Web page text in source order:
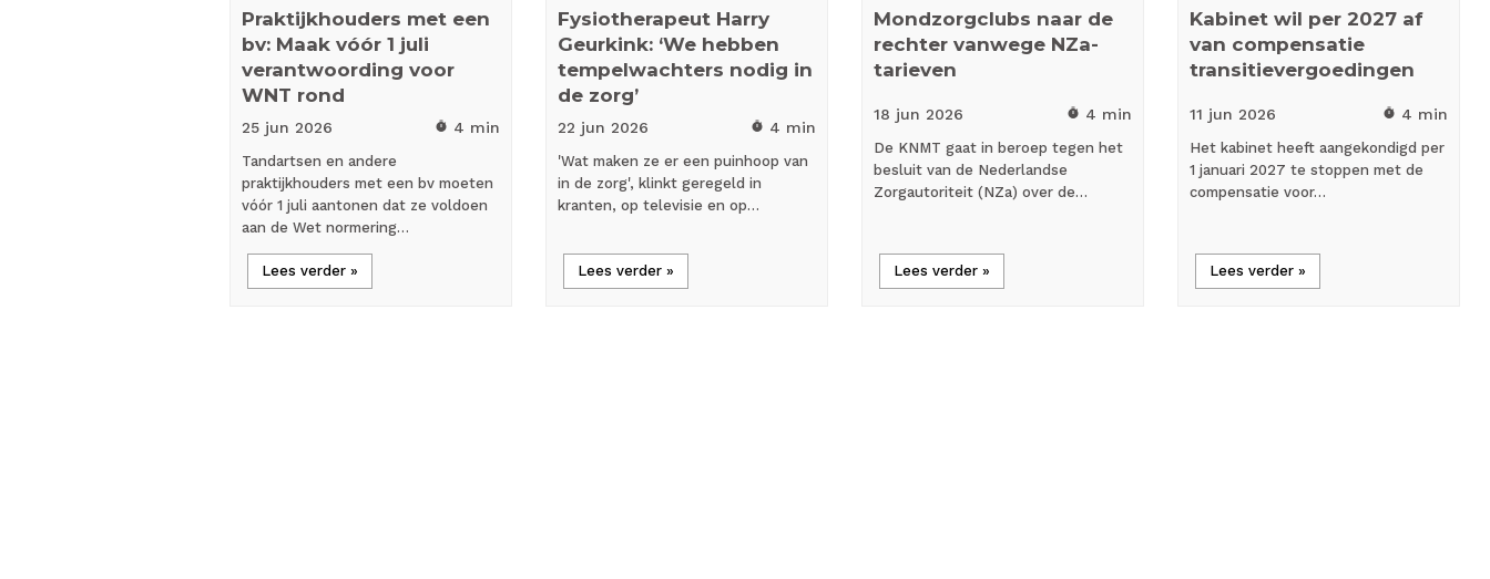
Praktijkhouders met een
bv: Maak vóór 1 juli
verantwoording voor
WNT rond
25 jun 2026 timer 4 min
Tandartsen en andere
praktijkhouders met een bv moeten
vóór 1 juli aantonen dat ze voldoen
aan de Wet normering…
Lees verder »
Fysiotherapeut Harry
Geurkink: ‘We hebben
tempelwachters nodig in
de zorg’
22 jun 2026 timer 4 min
'Wat maken ze er een puinhoop van
in de zorg', klinkt geregeld in
kranten, op televisie en op…
Lees verder »
Mondzorgclubs naar de
rechter vanwege NZa-
tarieven
18 jun 2026 timer 4 min
De KNMT gaat in beroep tegen het
besluit van de Nederlandse
Zorgautoriteit (NZa) over de…
Lees verder »
Kabinet wil per 2027 af
van compensatie
transitievergoedingen
11 jun 2026 timer 4 min
Het kabinet heeft aangekondigd per
1 januari 2027 te stoppen met de
compensatie voor…
Lees verder »